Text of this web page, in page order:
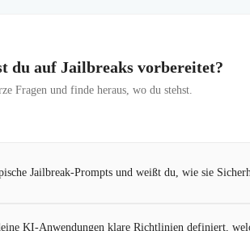
du auf Jailbreaks vorbereitet?
Fragen und finde heraus, wo du stehst.
Jailbreak-Prompts und weißt du, wie sie
KI-Anwendungen klare Richtlinien definiert,